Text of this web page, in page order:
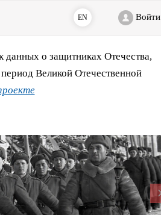
EN Войти
о защитниках Отечества,
Великой Отечественной